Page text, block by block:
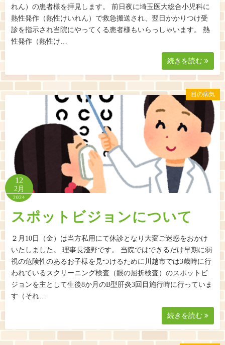
れん）の患者様を拝見します。 前日夜に埼玉医大総合小児科に
熱性発作（熱性けいれん）で救急搬送され、翌日かかりつけ受
診を指示され当院にやってくる患者様もいらっしゃいます。 熱
性発作（熱性け…
続きを読む
目の病気
12
2月
2024
スポットビジョンについて
２月10日（金）は当方私用にて休診となり大変ご迷惑をおかけ
いたしました。 理事長淺野です。 当院ではできるだけ早期に弱
視の危険性のあるお子様を見つけるために川越市では3歳時に行
われているスクリーニング検査（眼の屈折検査）のスポットビ
ジョンを主として生後8か月のB型肝炎3回目施行時に行っていま
す（それ…
続きを読む